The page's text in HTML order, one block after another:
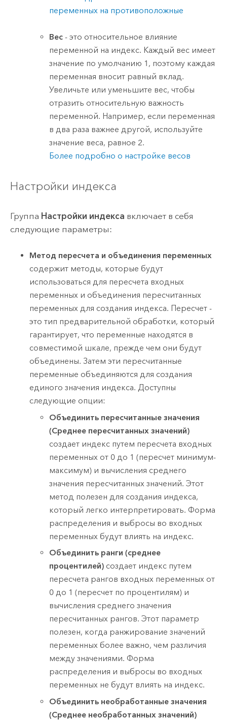
переменных на противоположные
Вес - это относительное влияние
переменной на индекс. Каждый вес имеет
значение по умолчанию 1, поэтому каждая
переменная вносит равный вклад.
Увеличьте или уменьшите вес, чтобы
отразить относительную важность
переменной. Например, если переменная
в два раза важнее другой, используйте
значение веса, равное 2.
Более подробно о настройке весов
Настройки индекса
Группа Настройки индекса включает в себя
следующие параметры:
Метод пересчета и объединения переменных
содержит методы, которые будут
использоваться для пересчета входных
переменных и объединения пересчитанных
переменных для создания индекса. Пересчет -
это тип предварительной обработки, который
гарантирует, что переменные находятся в
совместимой шкале, прежде чем они будут
объединены. Затем эти пересчитанные
переменные объединяются для создания
единого значения индекса. Доступны
следующие опции:
Объединить пересчитанные значения
(Среднее пересчитанных значений)
создает индекс путем пересчета входных
переменных от 0 до 1 (пересчет минимум-
максимум) и вычисления среднего
значения пересчитанных значений. Этот
метод полезен для создания индекса,
который легко интерпретировать. Форма
распределения и выбросы во входных
переменных будут влиять на индекс.
Объединить ранги (среднее
процентилей) создает индекс путем
пересчета рангов входных переменных от
0 до 1 (пересчет по процентилям) и
вычисления среднего значения
пересчитанных рангов. Этот параметр
полезен, когда ранжирование значений
переменных более важно, чем различия
между значениями. Форма
распределения и выбросы во входных
переменных не будут влиять на индекс.
Объединить необработанные значения
(Среднее необработанных значений)